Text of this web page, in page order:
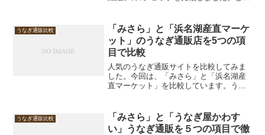
ます。味のこだわりや価格、ボリューム
感まで詳しくチェックし...
うなぎ通販比較
「みさら」と「浜名湖産直マーケ
ット」のうなぎ通販店を5つの項
目で比較
人気のうなぎ通販サイトを比較してみま
した。今回は、「みさら」と「浜名湖産
直マーケット」を比較しています。うな
のバリエーション」「5.産地・信頼性」
の5つの項目で...
うなぎ通販比較
「みさら」と「うなぎ屋かわす
い」うなぎ通販を５つの項目で徹